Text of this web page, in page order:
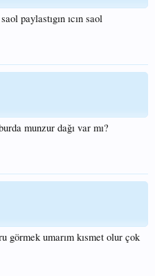
paylastıgın ıcın saol
munzur dağı var mı?
görmek umarım kısmet olur çok